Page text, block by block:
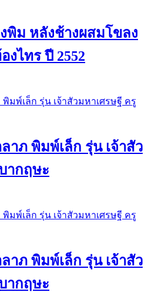
พิม หลังช้างผสมโขลง
งไทร ปี 2552
าภ พิมพ์เล็ก รุ่น เจ้าสัว
ากฤษะ
าภ พิมพ์เล็ก รุ่น เจ้าสัว
ากฤษะ